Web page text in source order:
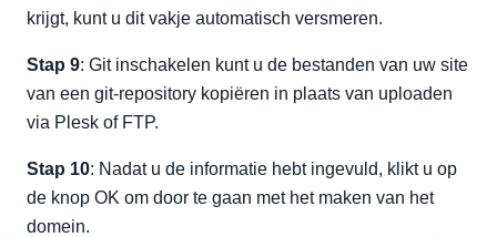
krijgt, kunt u dit vakje automatisch versmeren.
Stap 9: Git inschakelen kunt u de bestanden van uw site
van een git-repository kopiëren in plaats van uploaden
via Plesk of FTP.
Stap 10: Nadat u de informatie hebt ingevuld, klikt u op
de knop OK om door te gaan met het maken van het
domein.